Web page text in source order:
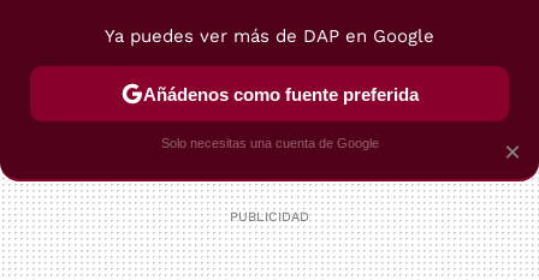
POSTRES VIAJES SELECCIÓN VEGUI
×
Ya puedes ver más de DAP en Google
Añádenos como fuente preferida
Solo necesitas una cuenta de Google